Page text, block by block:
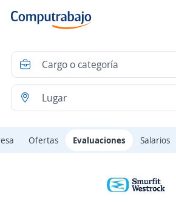
Ofertas Evaluaciones Salarios